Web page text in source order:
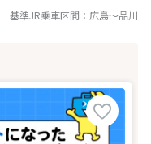
基準JR乗車区間： 広島～品川